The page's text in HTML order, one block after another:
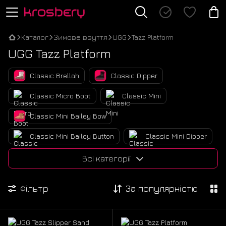
Каталог Зимове взуття UGG Tazz Platform
UGG Tazz Platform
Classic Brellah Classic Dipper
Classic Micro Boot Classic Mini
Classic Mini Bailey Bow
Classic Mini Bailey Button Classic Mini Dipper
Classic Mini Lace-Up Classic Mini Platform
Classic Ultra Mini
Classic Ultra Mini Extra Platform
Всі категорії
Фільтр За популярністю